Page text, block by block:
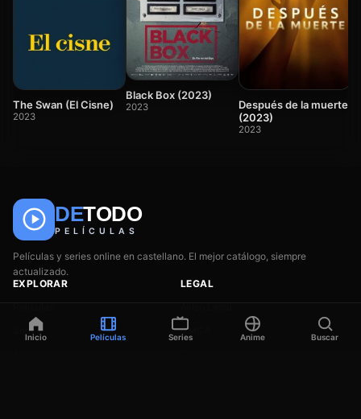
The Swan (El Cisne)
2023
Black Box (2023)
2023
Después de la muerte
(2023)
2023
DETODO
PELÍCULAS
Películas y series online en castellano. El mejor catálogo, siempre
actualizado.
EXPLORAR
Series
LEGAL
DMCA
Inicio Películas Series Anime Buscar
🎬
Películas